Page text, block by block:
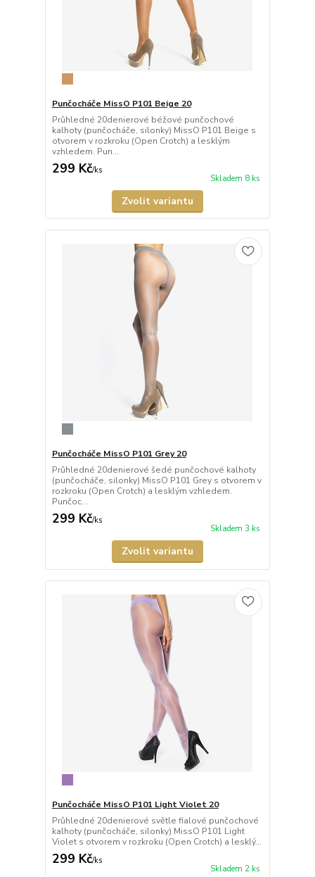
Punčocháče MissO P101 Beige 20
Průhledné 20denierové béžové punčochové
kalhoty (punčocháče, silonky) MissO P101 Beige s
otvorem v rozkroku (Open Crotch) a lesklým
vzhledem. Pun...
299 Kč/ks
Skladem 8 ks
Zvolit variantu
Punčocháče MissO P101 Grey 20
Průhledné 20denierové šedé punčochové kalhoty
(punčocháče, silonky) MissO P101 Grey s otvorem v
rozkroku (Open Crotch) a lesklým vzhledem.
Punčoc...
299 Kč/ks
Skladem 3 ks
Zvolit variantu
Punčocháče MissO P101 Light Violet 20
Průhledné 20denierové světle fialové punčochové
kalhoty (punčocháče, silonky) MissO P101 Light
Violet s otvorem v rozkroku (Open Crotch) a lesklý...
299 Kč/ks
Skladem 2 ks